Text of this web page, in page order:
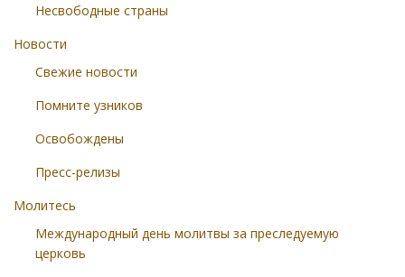
Несвободные страны
Новости
Свежие новости
Помните узников
Освобождены
Пресс-релизы
Молитесь
Международный день молитвы за преследуемую
церковь